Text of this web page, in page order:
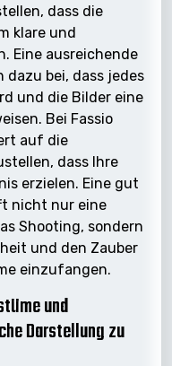
dass die
klare und
Eine ausreichende
bei, dass jedes
und die Bilder eine
Bei Fassio
auf die
dass Ihre
erzielen. Eine gut
nicht nur eine
Shooting, sondern
und den Zauber
einzufangen.
und
Darstellung zu